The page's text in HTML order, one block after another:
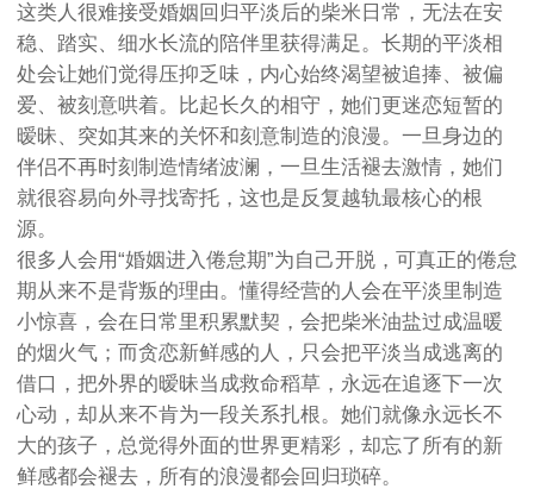
这类人很难接受婚姻回归平淡后的柴米日常，无法在安
稳、踏实、细水长流的陪伴里获得满足。长期的平淡相
处会让她们觉得压抑乏味，内心始终渴望被追捧、被偏
爱、被刻意哄着。比起长久的相守，她们更迷恋短暂的
暧昧、突如其来的关怀和刻意制造的浪漫。一旦身边的
伴侣不再时刻制造情绪波澜，一旦生活褪去激情，她们
就很容易向外寻找寄托，这也是反复越轨最核心的根
源。
很多人会用“婚姻进入倦怠期”为自己开脱，可真正的倦怠
期从来不是背叛的理由。懂得经营的人会在平淡里制造
小惊喜，会在日常里积累默契，会把柴米油盐过成温暖
的烟火气；而贪恋新鲜感的人，只会把平淡当成逃离的
借口，把外界的暧昧当成救命稻草，永远在追逐下一次
心动，却从来不肯为一段关系扎根。她们就像永远长不
大的孩子，总觉得外面的世界更精彩，却忘了所有的新
鲜感都会褪去，所有的浪漫都会回归琐碎。